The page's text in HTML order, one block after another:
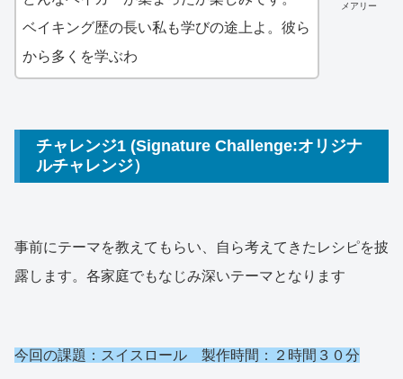
メアリー
ベイキング歴の長い私も学びの途上よ。彼ら
から多くを学ぶわ
チャレンジ1 (Signature Challenge:オリジナ
ルチャレンジ）
事前にテーマを教えてもらい、自ら考えてきたレシピを披
露します。各家庭でもなじみ深いテーマとなります
今回の課題：スイスロール 製作時間：２時間３０分